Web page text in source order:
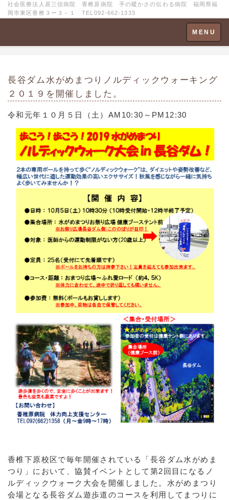
社会医療法人原三信病院 香椎原病院 手の暖かさの伝わる病院 福岡県福
岡市東区香椎３ー３－１ TEL092-662-1333
Toggle
navigation
MENU
長谷ダム水がめまつりノルディックウォーキング
２０１９ を開催しました。
令和元年１０月５日（土）AM10:30～PM12:30
香椎下原校区で毎年開催されている「長谷ダム水がめま
つり」において、協賛イベントとして第2回目になるノ
ルディックウォーク大会を開催しました。水がめまつり
会場となる長谷ダム遊歩道のコースを利用してまつりに